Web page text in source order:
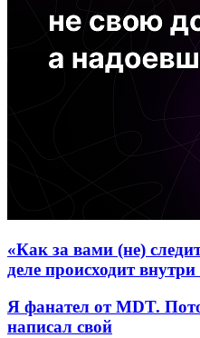
«Как за вами (не)
деле происходит
Я фанател от MDT.
написал свой